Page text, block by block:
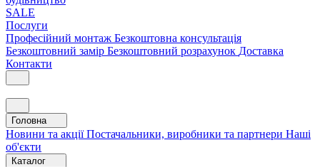
SALE
Послуги
Професійний монтаж Безкоштовна консультація
Безкоштовний замір Безкоштовний розрахунок Доставка
Контакти
Головна
Новини та акціїПостачальники, виробники та партнери Наші
об'єкти
Каталог